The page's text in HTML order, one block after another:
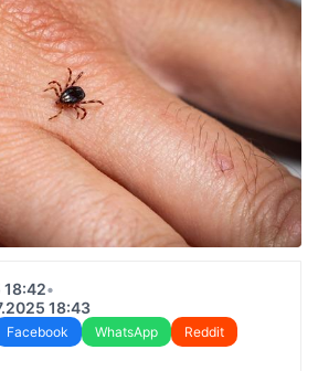
18:42•
18:43
Facebook WhatsApp
Reddit